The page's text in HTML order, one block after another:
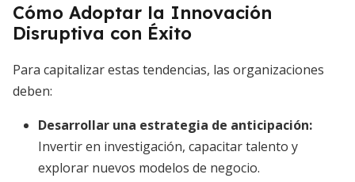
Cómo Adoptar la Innovación
Disruptiva con Éxito
Para capitalizar estas tendencias, las organizaciones
deben:
Desarrollar una estrategia de anticipación:
Invertir en investigación, capacitar talento y
explorar nuevos modelos de negocio.